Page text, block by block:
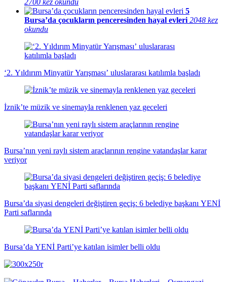
2700 kez okundu
5
Bursa’da çocukların penceresinden hayal evleri 2048 kez
okundu
‘2. Yıldırım Minyatür Yarışması’ uluslararası katılımla başladı
İznik’te müzik ve sinemayla renklenen yaz geceleri
Bursa’nın yeni raylı sistem araçlarının rengine vatandaşlar karar
veriyor
Bursa’da siyasi dengeleri değiştiren geçiş: 6 belediye başkanı YENİ
Parti saflarında
Bursa’da YENİ Parti’ye katılan isimler belli oldu